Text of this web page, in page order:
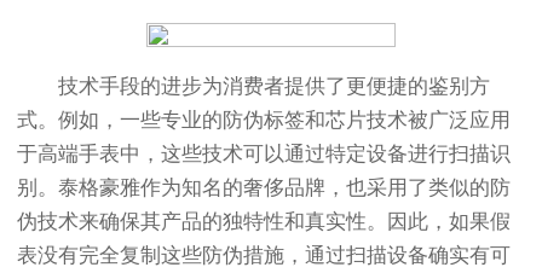
技术手段的进步为消费者提供了更便捷的鉴别方
式。例如，一些专业的防伪标签和芯片技术被广泛应用
于高端手表中，这些技术可以通过特定设备进行扫描识
别。泰格豪雅作为知名的奢侈品牌，也采用了类似的防
伪技术来确保其产品的独特性和真实性。因此，如果假
表没有完全复制这些防伪措施，通过扫描设备确实有可